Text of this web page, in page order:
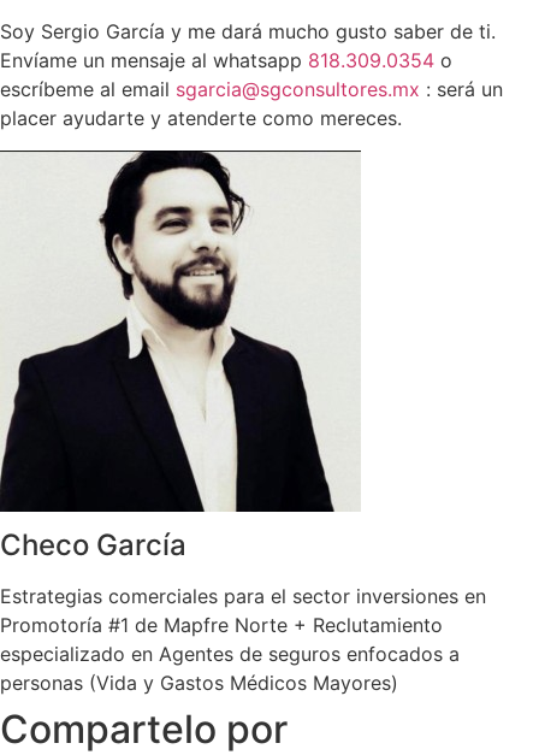
Soy Sergio García y me dará mucho gusto saber de ti.
Envíame un mensaje al whatsapp 818.309.0354 o
escríbeme al email sgarcia@sgconsultores.mx : será un
placer ayudarte y atenderte como mereces.
Checo García
Estrategias comerciales para el sector inversiones en
Promotoría #1 de Mapfre Norte + Reclutamiento
especializado en Agentes de seguros enfocados a
personas (Vida y Gastos Médicos Mayores)
Compartelo por